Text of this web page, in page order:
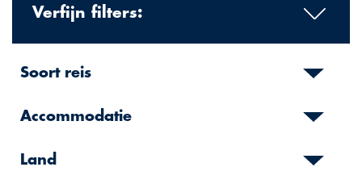
Verfijn filters:
Soort reis
Accommodatie
Land